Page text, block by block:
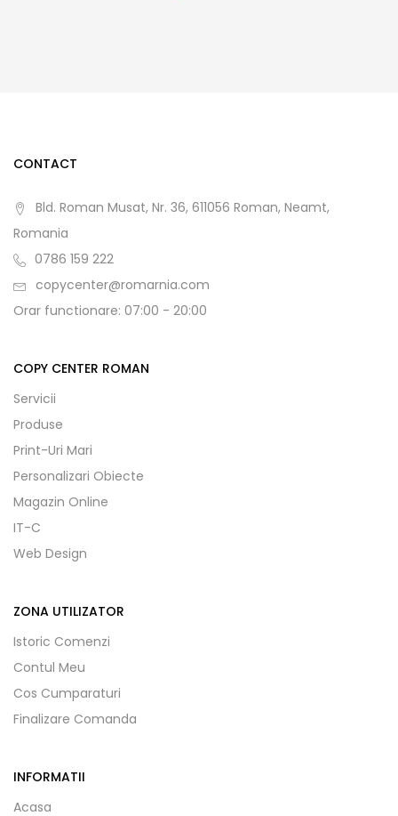
CONTACT
Bld. Roman Musat, Nr. 36, 611056 Roman, Neamt,
Romania
0786 159 222
copycenter@romarnia.com
Orar functionare: 07:00 - 20:00
COPY CENTER ROMAN
Servicii
Produse
Print-Uri Mari
Personalizari Obiecte
Magazin Online
IT-C
Web Design
ZONA UTILIZATOR
Istoric Comenzi
Contul Meu
Cos Cumparaturi
Finalizare Comanda
INFORMATII
Acasa